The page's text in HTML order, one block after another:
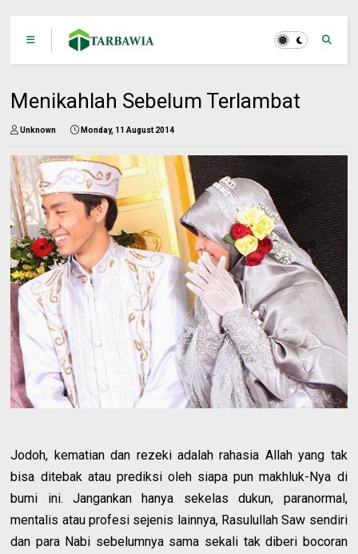
Menikahlah Sebelum Terlambat
Unknown Monday, 11 August 2014
Jodoh, kematian dan rezeki adalah rahasia Allah yang tak
bisa ditebak atau prediksi oleh siapa pun makhluk-Nya di
bumi ini. Jangankan hanya sekelas dukun, paranormal,
mentalis atau profesi sejenis lainnya, Rasulullah Saw sendiri
dan para Nabi sebelumnya sama sekali tak diberi bocoran